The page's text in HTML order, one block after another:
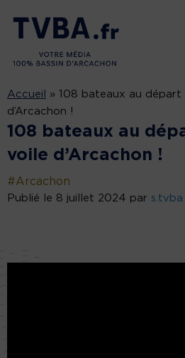
Accueil » 108 bateaux au départ
d’Arcachon !
108 bateaux au
voile d’Arcachon !
#Arcachon
Publié le 8 juillet 2024 par s.tvba